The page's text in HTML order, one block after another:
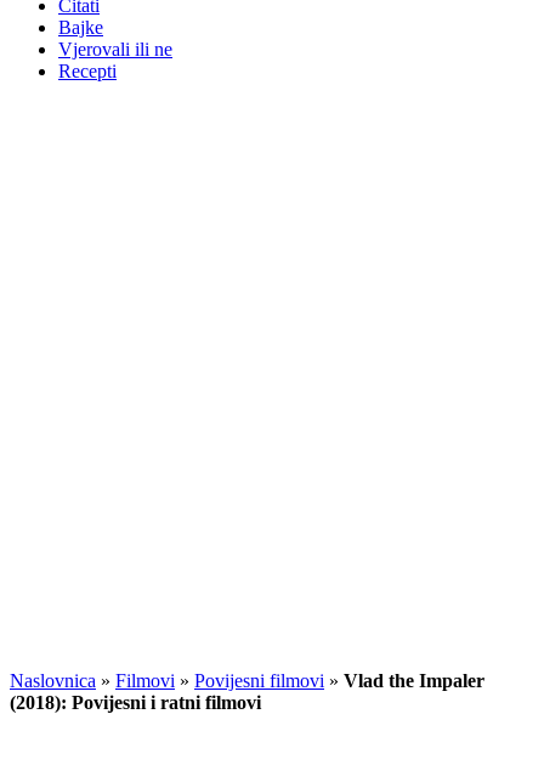
Citati
Bajke
Vjerovali ili ne
Recepti
Naslovnica » Filmovi » Povijesni filmovi » Vlad the Impaler
(2018): Povijesni i ratni filmovi